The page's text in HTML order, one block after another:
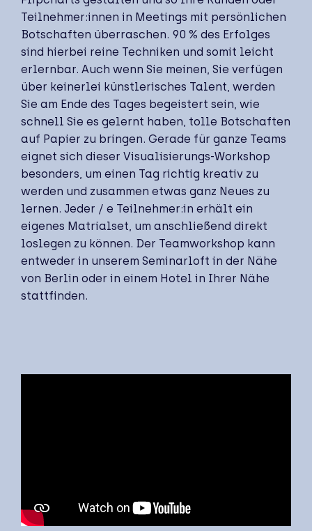
Teilnehmer:innen in Meetings mit persönlichen
Botschaften überraschen. 90 % des Erfolges
sind hierbei reine Techniken und somit leicht
erlernbar. Auch wenn Sie meinen, Sie verfügen
über keinerlei künstlerisches Talent, werden
Sie am Ende des Tages begeistert sein, wie
schnell Sie es gelernt haben, tolle Botschaften
auf Papier zu bringen. Gerade für ganze Teams
eignet sich dieser Visualisierungs-Workshop
besonders, um einen Tag richtig kreativ zu
werden und zusammen etwas ganz Neues zu
lernen. Jeder / e Teilnehmer:in erhält ein
eigenes Matrialset, um anschließend direkt
loslegen zu können. Der Teamworkshop kann
entweder in unserem Seminarloft in der Nähe
von Berlin oder in einem Hotel in Ihrer Nähe
stattfinden.